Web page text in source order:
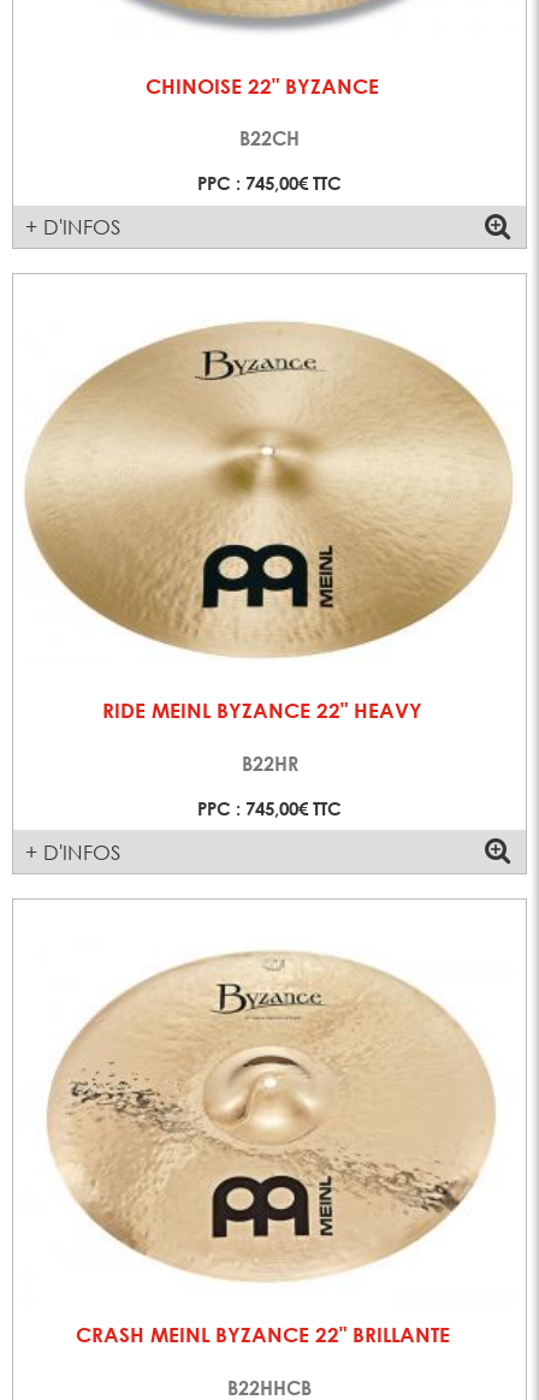
CHINOISE 22" BYZANCE
B22CH
PPC : 745,00€ TTC
+ D'INFOS
RIDE MEINL BYZANCE 22" HEAVY
B22HR
PPC : 745,00€ TTC
+ D'INFOS
CRASH MEINL BYZANCE 22" BRILLANTE
B22HHCB